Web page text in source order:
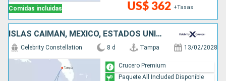
Comidas incluidas US$ 362 +Tasas
ISLAS CAIMÁN, MÉXICO, ESTADOS UNIDOS
Celebrity Constellation 8 d Tampa 13/02/2028
Crucero Premium
Paquete All Included Disponible